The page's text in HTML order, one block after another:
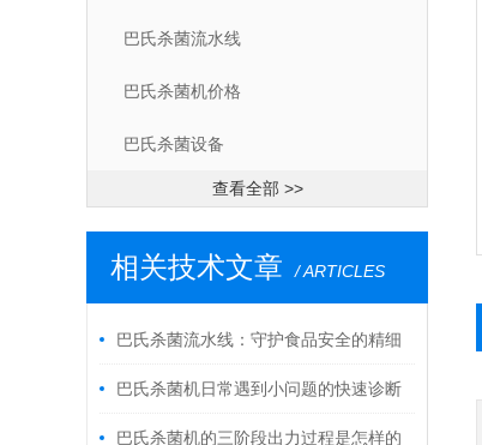
巴氏杀菌流水线
巴氏杀菌机价格
巴氏杀菌设备
查看全部 >>
相关技术文章 / ARTICLES
巴氏杀菌流水线：守护食品安全的精细
之旅巴氏杀菌机日常遇到小问题的快速诊断
与解决办法指南
巴氏杀菌机的三阶段出力过程是怎样的